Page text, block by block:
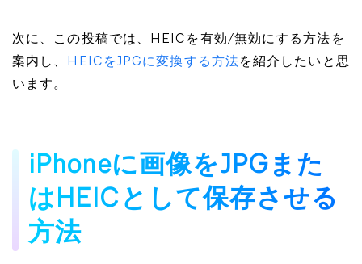
次に、この投稿では、HEICを有効/無効にする方法を
案内し、
HEICをJPGに変換する方法を紹介したいと思
います。
iPhoneに画像をJPGまた
はHEICとして保存させる
方法